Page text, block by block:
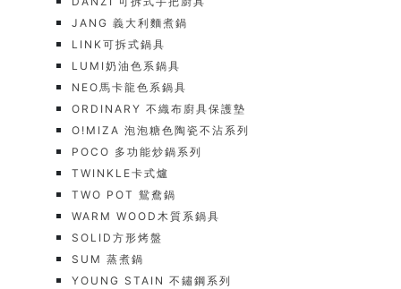
JANG 義大利麵煮鍋
LINK可拆式鍋具
LUMI奶油色系鍋具
NEO馬卡龍色系鍋具
ORDINARY 不織布廚具保護墊
O!MIZA 泡泡糖色陶瓷不沾系列
POCO 多功能炒鍋系列
TWINKLE卡式爐
TWO POT 鴛鴦鍋
WARM WOOD木質系鍋具
SOLID方形烤盤
SUM 蒸煮鍋
YOUNG STAIN 不鏽鋼系列